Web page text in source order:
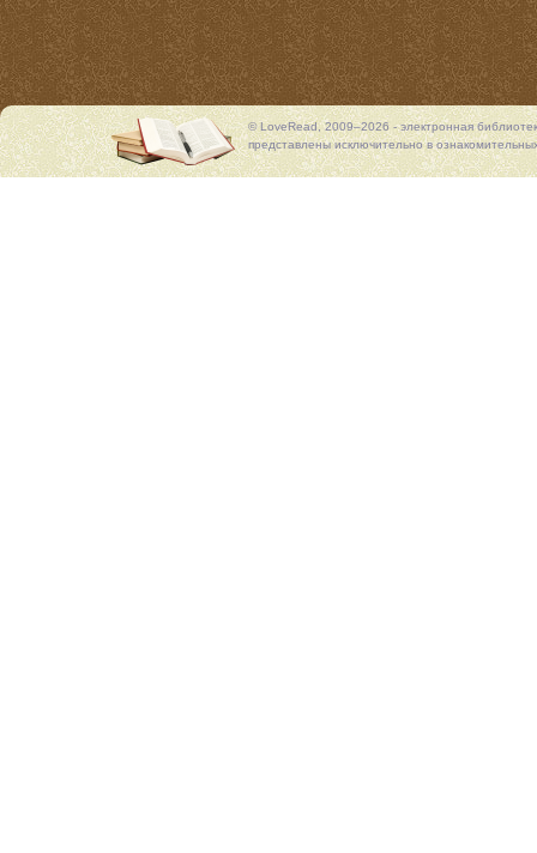
© LoveRead, 2009–2026 - электронная
представлены исключительно в